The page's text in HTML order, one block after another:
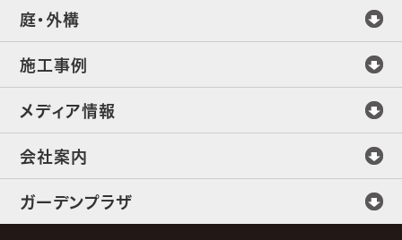
庭・外構
施工事例
メディア情報
会社案内
ガーデンプラザ